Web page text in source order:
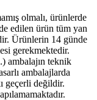
olmalı, ürünlerde
edilen ürün tüm yan
Ürünlerin 14 günde
gerekmektedir.
ambalajın teknik
ambalajlarda
geçerli değildir.